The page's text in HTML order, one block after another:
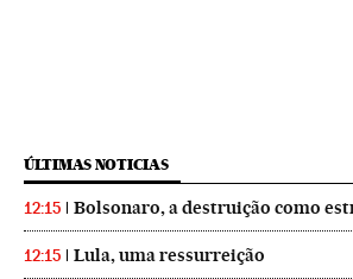
ÚLTIMAS NOTICIAS
12:15 Bolsonaro, a destruição como
12:15 Lula, uma ressurreição